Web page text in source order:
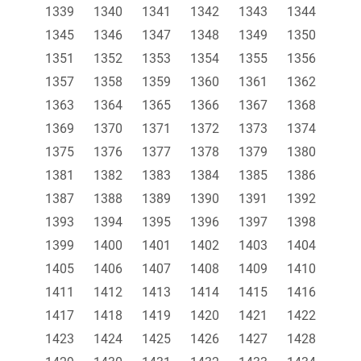
1339 1340 1341 1342 1343
1344
1345
1346 1347 1348 1349
1350
1351
1352 1353 1354 1355
1356
1357
1358 1359 1360 1361
1362
1363
1364 1365 1366 1367
1368
1369
1370 1371 1372 1373
1374
1375
1376 1377 1378 1379
1380
1381
1382 1383 1384 1385
1386
1387
1388 1389 1390 1391
1392
1393
1394 1395 1396 1397
1398
1399
1400 1401 1402 1403
1404
1405
1406 1407 1408 1409
1410
1411
1412 1413 1414 1415
1416
1417
1418 1419 1420 1421
1422
1423
1424 1425 1426 1427
1428